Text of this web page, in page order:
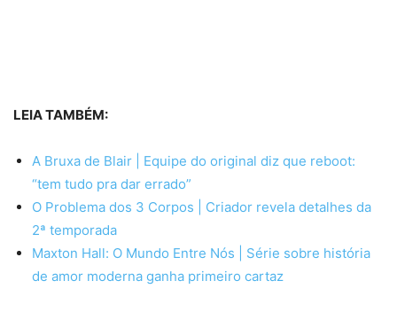
LEIA TAMBÉM:
A Bruxa de Blair | Equipe do original diz que reboot:
“tem tudo pra dar errado”
O Problema dos 3 Corpos | Criador revela detalhes da
2ª temporada
Maxton Hall: O Mundo Entre Nós | Série sobre história
de amor moderna ganha primeiro cartaz